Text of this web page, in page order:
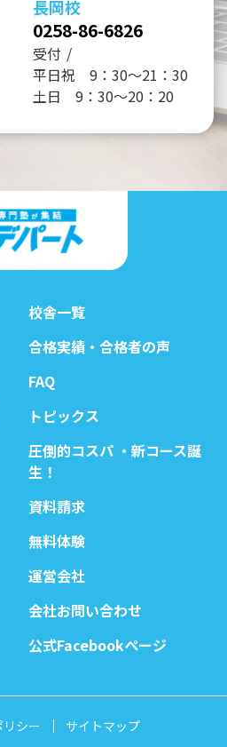
長岡校
0258-86-6826
受付
平日祝 9：30～21：30
土日 9：30～20：20
校舎一覧
合格実績・合格者の声
FAQ
トピックス
圧倒的コスパ ・新コース誕
生！
資料請求
無料体験
運営会社
会社お問い合わせ
公式Facebookページ
シー サイトマップ